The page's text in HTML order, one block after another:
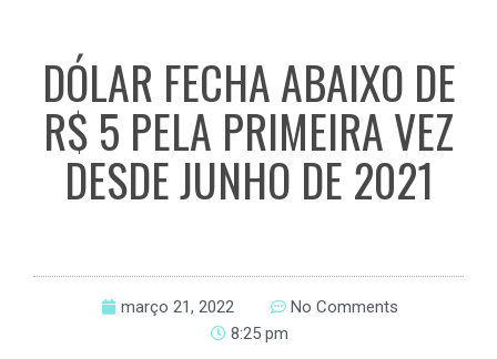
DÓLAR FECHA ABAIXO DE
R$ 5 PELA PRIMEIRA VEZ
DESDE JUNHO DE 2021
março 21, 2022
No Comments
8:25 pm